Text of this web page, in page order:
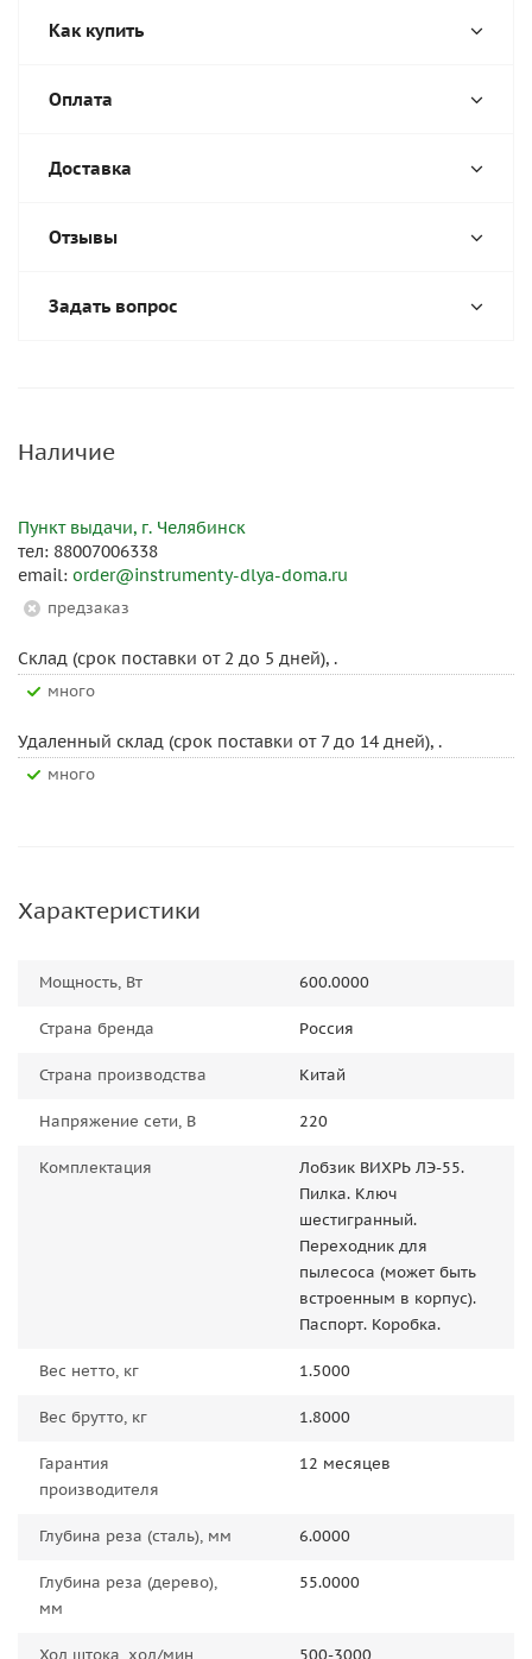
Как купить
Оплата
Доставка
Отзывы
Задать вопрос
Наличие
Пункт выдачи, г. Челябинск
тел: 88007006338
email: order@instrumenty-dlya-doma.ru
Предзаказ
Склад (срок поставки от 2 до 5 дней), .
Много
Удаленный склад (срок поставки от 7 до 14 дней), .
Много
Характеристики
Мощность, Вт 600.0000
Страна бренда Россия
Страна производства Китай
Напряжение сети, В 220
Комплектация
Лобзик ВИХРЬ ЛЭ-55.
Пилка. Ключ
шестигранный.
Переходник для
пылесоса (может быть
встроенным в корпус).
Паспорт. Коробка.
Вес нетто, кг 1.5000
Вес брутто, кг 1.8000
Гарантия
производителя
12 месяцев
Глубина реза (сталь), мм 6.0000
Глубина реза (дерево),
мм
55.0000
Ход штока, ход/мин 500-3000